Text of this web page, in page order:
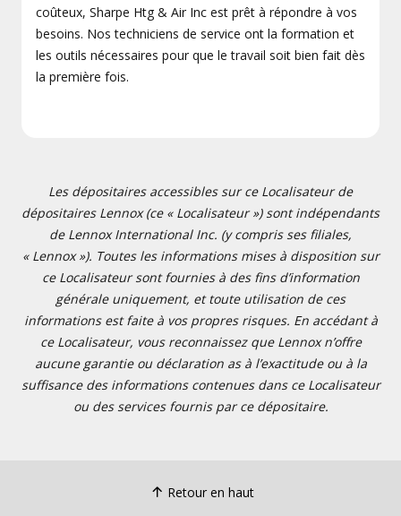
coûteux, Sharpe Htg & Air Inc est prêt à répondre à vos
besoins. Nos techniciens de service ont la formation et
les outils nécessaires pour que le travail soit bien fait dès
la première fois.
Les dépositaires accessibles sur ce Localisateur de
dépositaires Lennox (ce « Localisateur ») sont indépendants
de Lennox International Inc. (y compris ses filiales,
« Lennox »). Toutes les informations mises à disposition sur
ce Localisateur sont fournies à des fins d’information
générale uniquement, et toute utilisation de ces
informations est faite à vos propres risques. En accédant à
ce Localisateur, vous reconnaissez que Lennox n’offre
aucune garantie ou déclaration as à l’exactitude ou à la
suffisance des informations contenues dans ce Localisateur
ou des services fournis par ce dépositaire.
Retour en haut